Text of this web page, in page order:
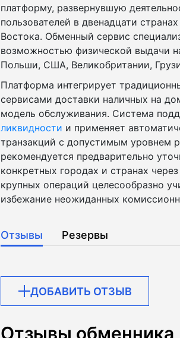
платформу, развернувшую
пользователей в двенадцати
Востока. Обменный сервис
возможностью физической выдачи
Польши, США, Великобритании,
Платформа интегрирует
сервисами доставки наличных на
модель обслуживания. Система
ликвидности и применяет
транзакций с допустимым уровнем
рекомендуется предварительно
конкретных городах и странах
крупных операций целесообразно
избежание неожиданных
Отзывы Резервы
ДОБАВИТЬ ОТЗЫВ
Отзывы обменника